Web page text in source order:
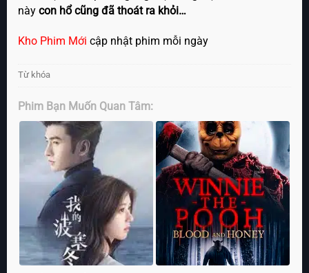
này con hổ cũng đã thoát ra khỏi…
Kho Phim Mới cập nhật phim mỗi ngày
Từ khóa
Phim Bạn Muốn Quan Tâm: